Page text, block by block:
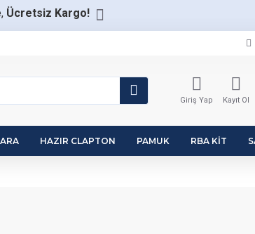
Ücretsiz Kargo!
Giriş Yap Kayıt Ol
HAZIR CLAPTON PAMUK RBA KIT